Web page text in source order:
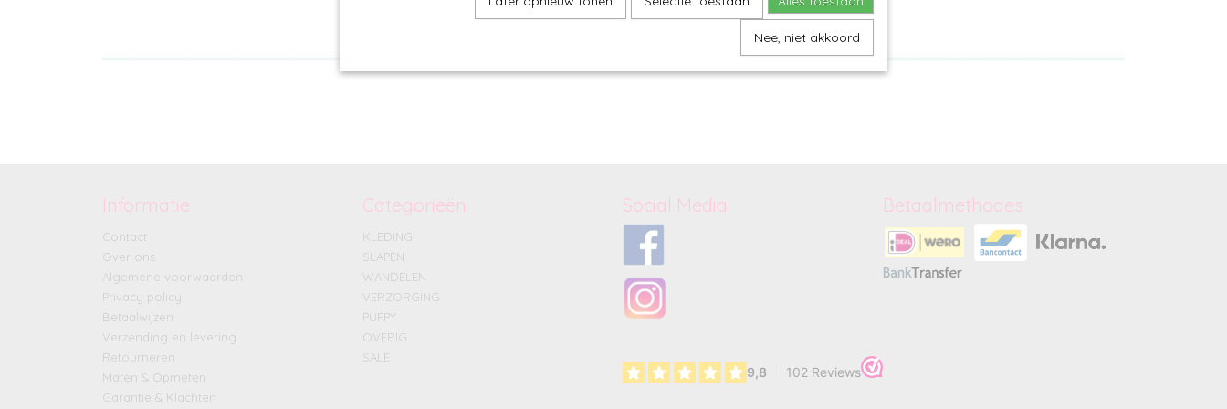
Informatie
Contact
Over ons
Algemene voorwaarden
Privacy policy
Betaalwijzen
Verzending en levering
Retourneren
Maten & Opmeten
Garantie & Klachten
Categorieën
KLEDING
SLAPEN
WANDELEN
VERZORGING
PUPPY
OVERIG
SALE
Social Media Betaalmethodes
Nee, niet akkoord